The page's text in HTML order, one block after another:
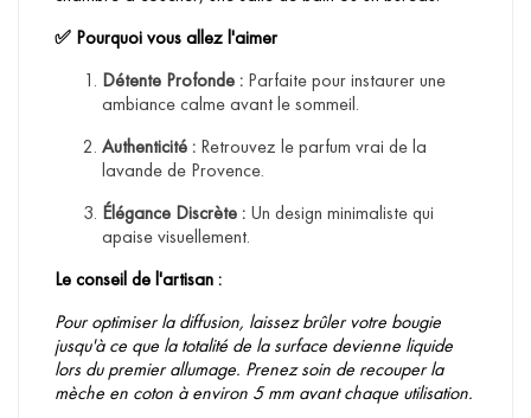
✅ Pourquoi vous allez l'aimer
Détente Profonde : Parfaite pour instaurer une
ambiance calme avant le sommeil.
Authenticité : Retrouvez le parfum vrai de la
lavande de Provence.
Élégance Discrète : Un design minimaliste qui
apaise visuellement.
Le conseil de l'artisan :
Pour optimiser la diffusion, laissez brûler votre bougie
jusqu'à ce que la totalité de la surface devienne liquide
lors du premier allumage. Prenez soin de recouper la
mèche en coton à environ 5 mm avant chaque utilisation.